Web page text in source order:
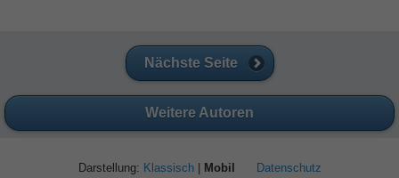
Nächste Seite
Weitere Autoren
Darstellung: Klassisch| Mobil Datenschutz